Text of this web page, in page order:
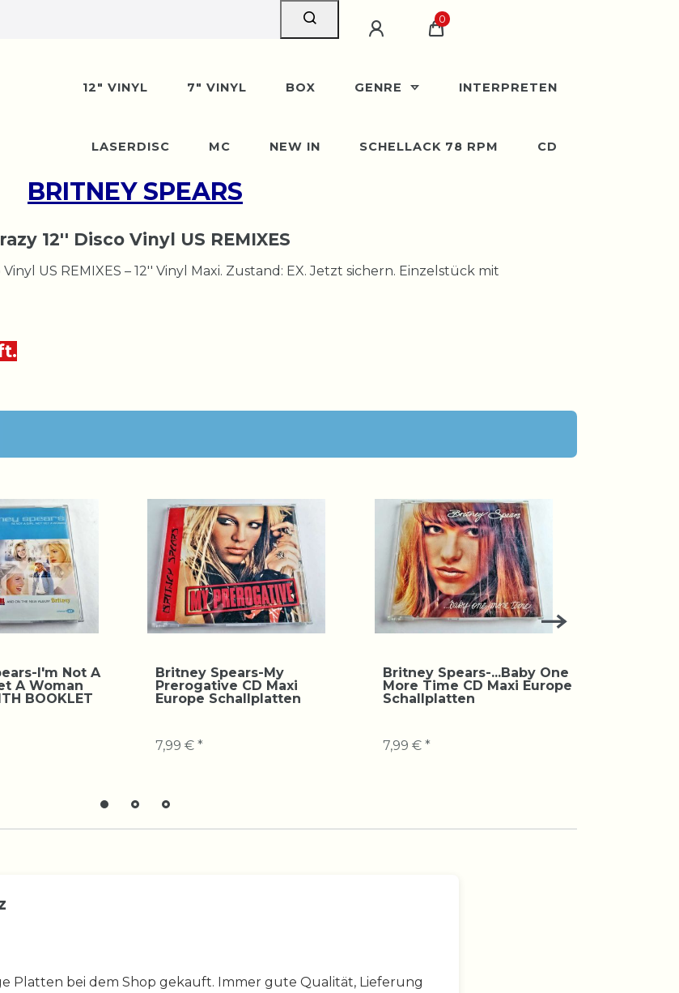
0
12" VINYL 7" VINYL BOX GENRE INTERPRETEN
LASERDISC MC NEW IN SCHELLACK 78 RPM CD
BRITNEY SPEARS
12'' Disco Vinyl US REMIXES
US REMIXES – 12'' Vinyl Maxi. Zustand: EX. Jetzt sichern. Einzelstück mit
I'm Not A
A Woman
BOOKLET
Britney Spears-My
Prerogative CD Maxi
Europe Schallplatten
7,99 € *
Britney Spears-...Baby One
More Time CD Maxi Europe
Schallplatten
7,99 € *
Platten bei dem Shop gekauft. Immer gute Qualität, Lieferung